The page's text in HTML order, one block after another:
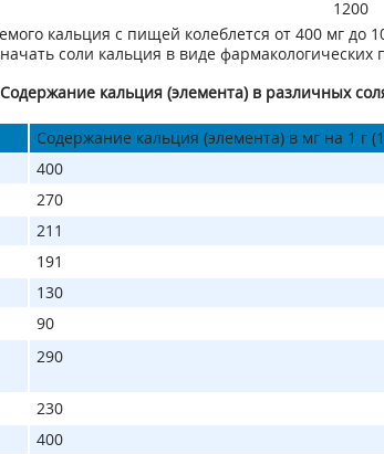
1200
кальция с пищей колеблется от 400 мг до
соли кальция в виде
Содержание кальция (элемента) в различных
Cодержание кальция (элемента) в мг на 1 г
400
270
211
191
130
90
290
230
400